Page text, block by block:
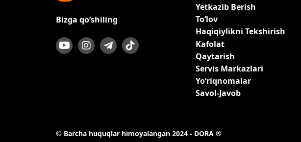
Bizga qo‘shiling
Yetkazib Berish
To‘lov
Haqiqiylikni Tekshirish
Kafolat
Qaytarish
Servis Markazlari
Yo‘riqnomalar
Savol-Javob
© Barcha huquqlar himoyalangan 2024 - DORA ®